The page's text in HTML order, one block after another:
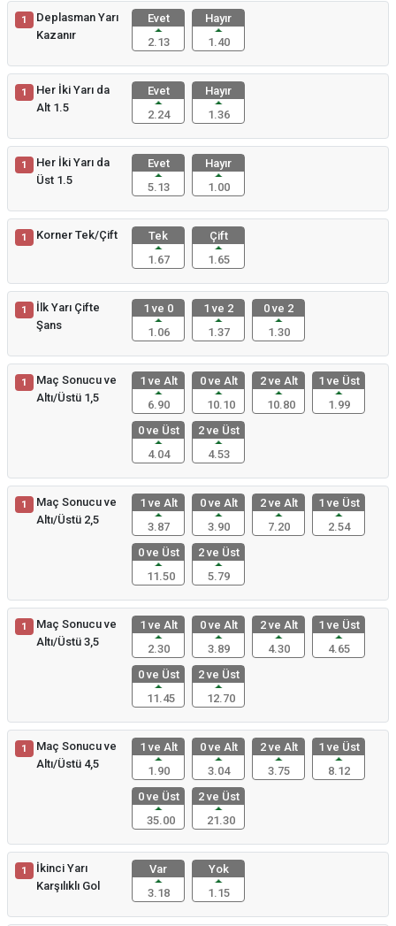
1
Deplasman Yarı
Kazanır
Evet
2.13
Hayır
1.40
1
Her İki Yarı da
Alt 1.5
Evet
2.24
Hayır
1.36
1
Her İki Yarı da
Üst 1.5
Evet
5.13
Hayır
1.00
1 Korner Tek/Çift
Tek
1.67
Çift
1.65
1
İlk Yarı Çifte
Şans
1 ve 0
1.06
1 ve 2
1.37
0 ve 2
1.30
1
Maç Sonucu ve
Altı/Üstü 1,5
1 ve Alt
6.90
0 ve Alt
10.10
2 ve Alt
10.80
1 ve Üst
1.99
0 ve Üst
4.04
2 ve Üst
4.53
1
Maç Sonucu ve
Altı/Üstü 2,5
1 ve Alt
3.87
0 ve Alt
3.90
2 ve Alt
7.20
1 ve Üst
2.54
0 ve Üst
11.50
2 ve Üst
5.79
1
Maç Sonucu ve
Altı/Üstü 3,5
1 ve Alt
2.30
0 ve Alt
3.89
2 ve Alt
4.30
1 ve Üst
4.65
0 ve Üst
11.45
2 ve Üst
12.70
1
Maç Sonucu ve
Altı/Üstü 4,5
1 ve Alt
1.90
0 ve Alt
3.04
2 ve Alt
3.75
1 ve Üst
8.12
0 ve Üst
35.00
2 ve Üst
21.30
1
İkinci Yarı
Karşılıklı Gol
Var
3.18
Yok
1.15